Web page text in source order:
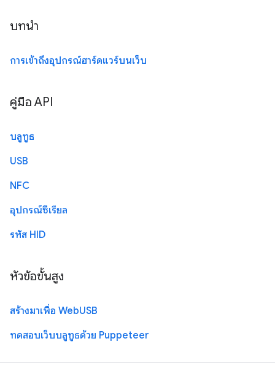
บทนำ
การเข้าถึงอุปกรณ์ฮาร์ดแวร์บนเว็บ
คู่มือ API
บลูทูธ
USB
NFC
อุปกรณ์ซีเรียล
รหัส HID
หัวข้อขั้นสูง
สร้างมาเพื่อ WebUSB
ทดสอบเว็บบลูทูธด้วย Puppeteer